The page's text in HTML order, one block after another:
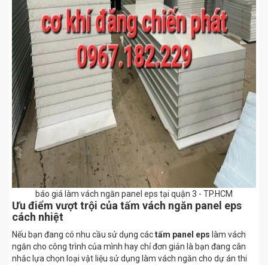
báo giá làm vách ngăn panel eps tại quận 3 - TP.HCM
Ưu điểm vượt trội của tấm vách ngăn panel eps
cách nhiệt
Nếu bạn đang có nhu cầu sử dụng cáctấm panel eps làm vách
ngăn cho công trình của mình hay chỉ đơn giản là bạn đang cân
nhắc lựa chọn loại vật liệu sử dụng làm vách ngăn cho dự án thi